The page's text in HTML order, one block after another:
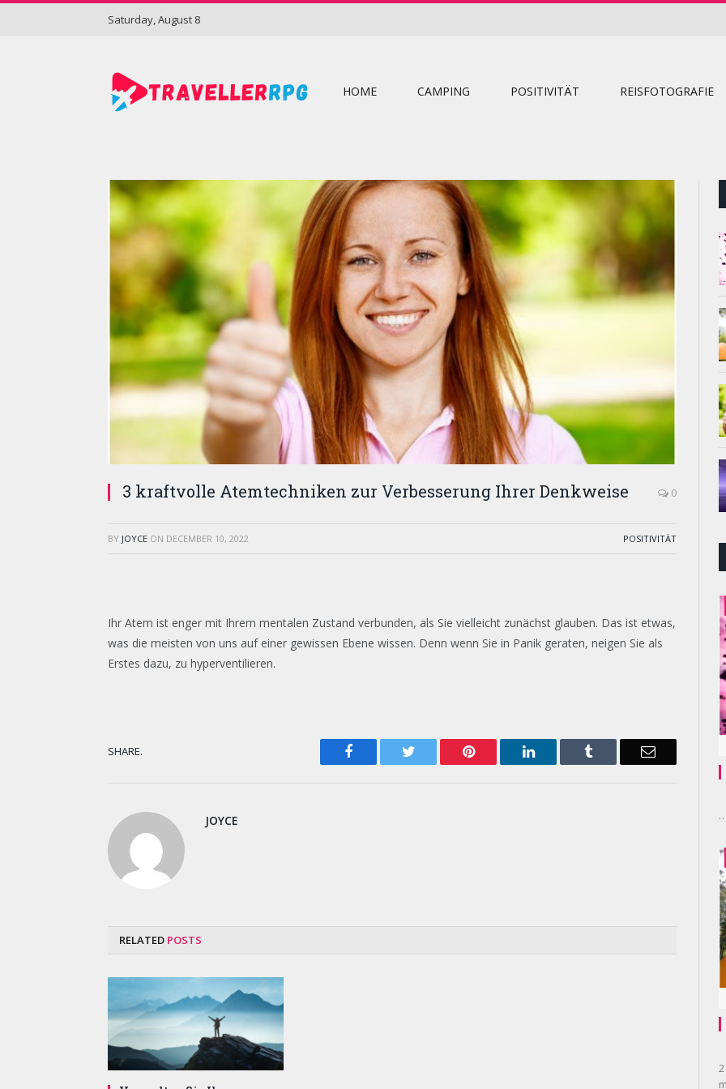
Saturday, August 8
HOME CAMPING POSITIVITÄT REISFOTOGRAFIE
3 kraftvolle Atemtechniken zur Verbesserung Ihrer Denkweise 0
BY JOYCE ON DECEMBER 10, 2022 POSITIVITÄT
Ihr Atem ist enger mit Ihrem mentalen Zustand verbunden, als Sie vielleicht zunächst glauben. Das ist etwas,
was die meisten von uns auf einer gewissen Ebene wissen. Denn wenn Sie in Panik geraten, neigen Sie als
Erstes dazu, zu hyperventilieren.
SHARE. Facebook Twitter Pinterest LinkedIn Tumblr Email
JOYCE
RELATED POSTS